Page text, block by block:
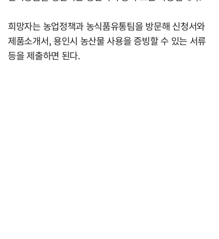
희망자는 농업정책과 농식품유통팀을 방문해 신청서와
제품소개서, 용인시 농산물 사용을 증빙할 수 있는 서류
등을 제출하면 된다.